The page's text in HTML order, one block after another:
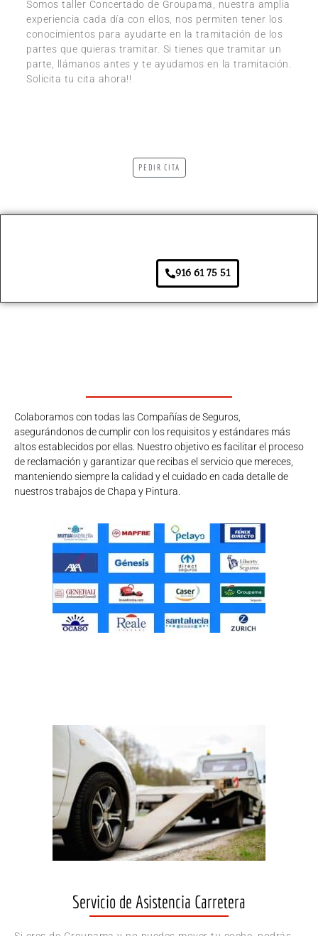
Somos taller Concertado de Groupama, nuestra amplia
experiencia cada día con ellos, nos permiten tener los
conocimientos para ayudarte en la tramitación de los
partes que quieras tramitar. Si tienes que tramitar un
parte, llámanos antes y te ayudamos en la tramitación.
Solicita tu cita ahora!!
PEDIR CITA
916 61 75 51
Colaboramos con todas las Compañías de Seguros,
asegurándonos de cumplir con los requisitos y estándares más
altos establecidos por ellas. Nuestro objetivo es facilitar el proceso
de reclamación y garantizar que recibas el servicio que mereces,
manteniendo siempre la calidad y el cuidado en cada detalle de
nuestros trabajos de Chapa y Pintura.
Servicio de Asistencia Carretera